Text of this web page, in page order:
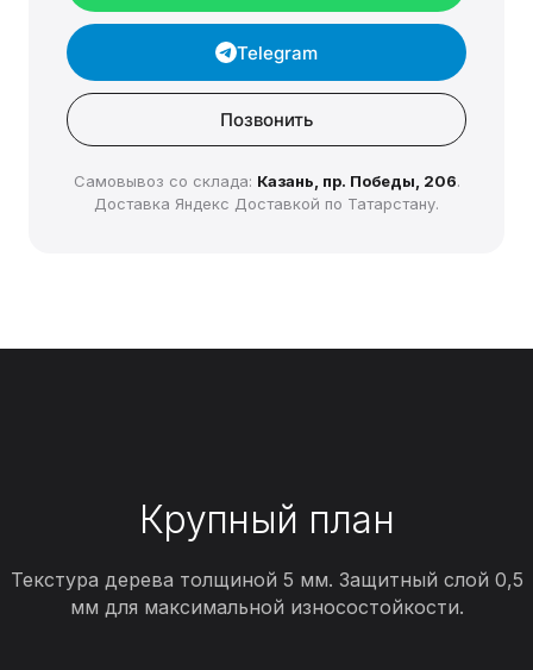
Telegram
Позвонить
Самовывоз со склада: Казань, пр. Победы, 206.
Доставка Яндекс Доставкой по Татарстану.
Крупный план
Текстура дерева толщиной 5 мм. Защитный слой 0,5
мм для максимальной износостойкости.